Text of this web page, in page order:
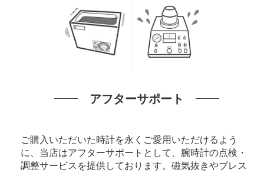
アフターサポート
ご購入いただいた時計を永くご愛用いただけるよう
に、当店はアフターサポートとして、腕時計の点検・
調整サービスを提供しております。磁気抜きやブレス